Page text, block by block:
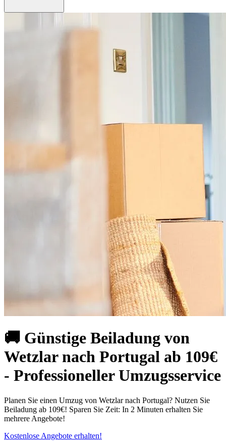
🚚 Günstige Beiladung von
Wetzlar nach Portugal ab 109€
- Professioneller Umzugsservice
Planen Sie einen Umzug von Wetzlar nach Portugal? Nutzen Sie
Beiladung ab 109€! Sparen Sie Zeit: In 2 Minuten erhalten Sie
mehrere Angebote!
Kostenlose Angebote erhalten!